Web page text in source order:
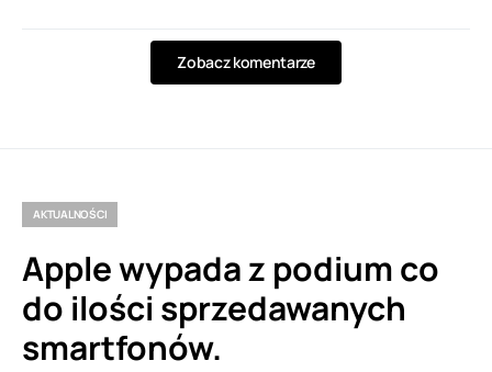
Zobacz komentarze
AKTUALNOŚCI
Apple wypada z podium co
do ilości sprzedawanych
smartfonów.